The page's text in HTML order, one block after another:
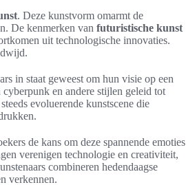
. Deze kunstvorm omarmt de
De kenmerken van futuristische kunst
uit technologische innovaties.
in staat geweest om hun visie op een
en andere stijlen geleid tot
evoluerende kunstscene die
de kans om deze spannende emoties
verenigen technologie en creativiteit,
combineren hedendaagse
verkennen.